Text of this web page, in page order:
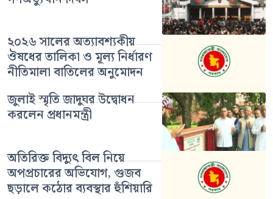
২০২৬ সালের অত্যাবশ্যকীয়
ঔষধের তালিকা ও মূল্য নির্ধারণ
নীতিমালা বাতিলের অনুমোদন
জুলাই স্মৃতি জাদুঘর উদ্বোধন
করলেন প্রধানমন্ত্রী
অতিরিক্ত বিদ্যুৎ বিল নিয়ে
অপপ্রচারের অভিযোগ, গুজব
ছড়ালে কঠোর ব্যবস্থার হুঁশিয়ারি